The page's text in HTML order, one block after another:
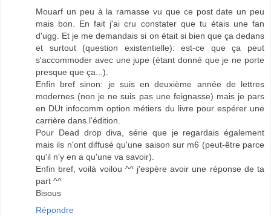
Mouarf un peu à la ramasse vu que ce post date un peu
mais bon. En fait j'ai cru constater que tu étais une fan
d'ugg. Et je me demandais si on était si bien que ça dedans
et surtout (question existentielle): est-ce que ça peut
s'accommoder avec une jupe (étant donné que je ne porte
presque que ça...).
Enfin bref sinon: je suis en deuxième année de lettres
modernes (non je ne suis pas une feignasse) mais je pars
en DUt infocomm option métiers du livre pour espérer une
carrière dans l'édition.
Pour Dead drop diva, série que je regardais également
mais ils n'ont diffusé qu'une saison sur m6 (peut-être parce
qu'il n'y en a qu'une va savoir).
Enfin bref, voilà voilou ^^ j'espère avoir une réponse de ta
part ^^
Bisous
Répondre